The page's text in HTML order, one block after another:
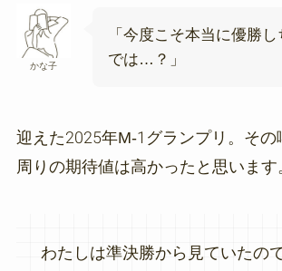
かな子
「今度こそ本当に優勝
では…？」
迎えた2025年M-1グランプリ。その
周りの期待値は高かったと思います
わたしは準決勝から見ていたの